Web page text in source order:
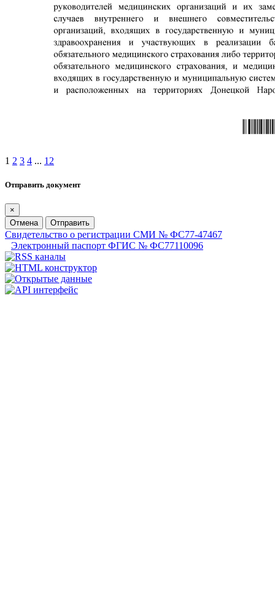
1 2 3 4 ... 12
Отправить документ
×
Отмена
Отправить
Свидетельство о регистрации СМИ № ФС77-47467
Электронный паспорт ФГИС № ФС77110096